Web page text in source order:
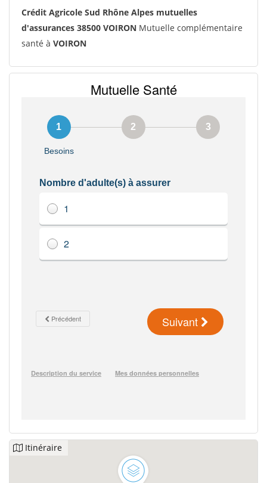
Crédit Agricole Sud Rhône Alpes mutuelles
d'assurances 38500 VOIRON Mutuelle complémentaire
santé à VOIRON
Itinéraire